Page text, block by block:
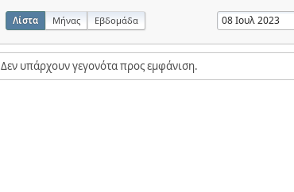
Λίστα Μήνας Εβδομάδα
Δεν υπάρχουν γεγονότα προς εμφάνιση.